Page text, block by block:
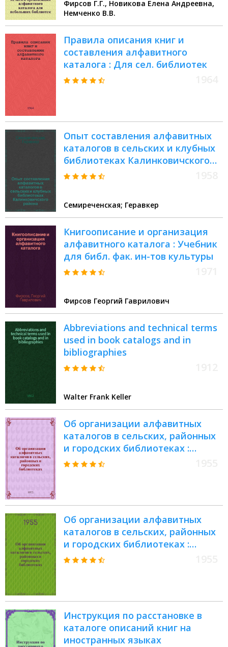
Фирсов Г.Г., Новикова Елена Андреевна,
Немченко В.В.
Правила описания книг и
составления алфавитного
каталога : Для сел. библиотек
Опыт составления алфавитных
каталогов в сельских и клубных
библиотеках Калинковичского
района
Семиреченская; Геравкер
Книгоописание и организация
алфавитного каталога : Учебник
для библ. фак. ин-тов культуры
Фирсов Георгий Гаврилович
Abbreviations and technical terms
used in book catalogs and in
bibliographies
Walter Frank Keller
Об организации алфавитных
каталогов в сельских, районных
и городских библиотеках :
(Инструктивно-метод. указания)
Об организации алфавитных
каталогов в сельских, районных
и городских библиотеках :
(Инструктивно-метод. указания)
Инструкция по расстановке в
каталоге описаний книг на
иностранных языках